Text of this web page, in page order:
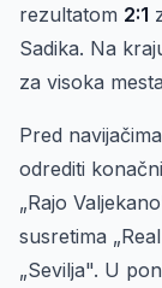
rezultatom 2:1
Sadika. Na
za visoka
Pred
odrediti
„Rajo
susretima
„Sevilja". U